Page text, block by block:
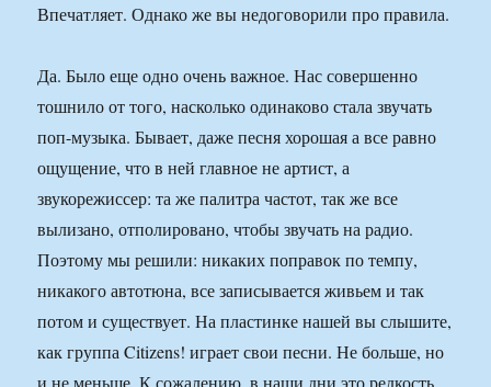
Впечатляет. Однако же вы недоговорили про правила.
Да. Было еще одно очень важное. Нас совершенно
тошнило от того, насколько одинаково стала звучать
поп-музыка. Бывает, даже песня хорошая а все равно
ощущение, что в ней главное не артист, а
звукорежиссер: та же палитра частот, так же все
вылизано, отполировано, чтобы звучать на радио.
Поэтому мы решили: никаких поправок по темпу,
никакого автотюна, все записывается живьем и так
потом и существует. На пластинке нашей вы слышите,
как группа Citizens! играет свои песни. Не больше, но